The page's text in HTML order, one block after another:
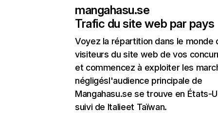
mangahasu.se
Trafic du site web par pays
Voyez la répartition dans le monde
visiteurs du site web de vos
et commencez à exploiter les
négligésl'audience principale de
Mangahasu.se se trouve en États-
suivi de Italieet Taïwan.